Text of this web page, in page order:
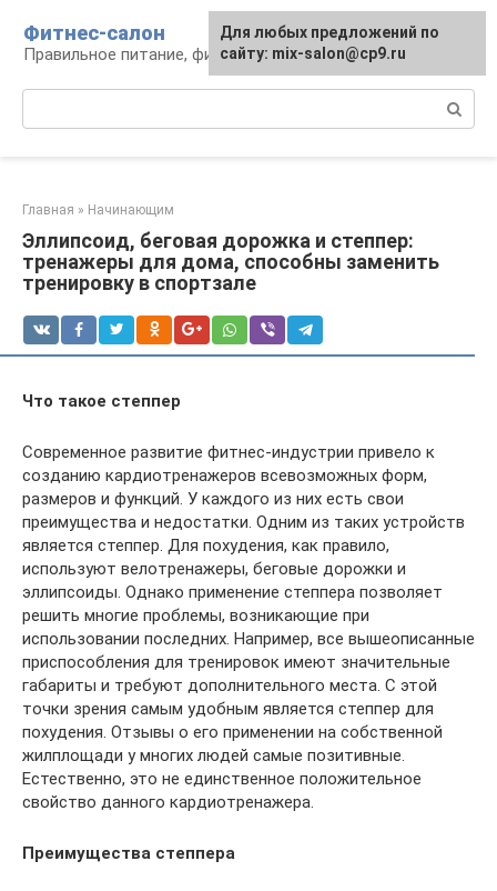
контенту
Фитнес-салон
Правильное питание, фитнес, образ жизни
Главная » Начинающим
Эллипсоид, беговая дорожка и степпер:
тренажеры для дома, способны заменить
тренировку в спортзале
Что такое степпер
Современное развитие фитнес-индустрии привело к
созданию кардиотренажеров всевозможных форм,
размеров и функций. У каждого из них есть свои
преимущества и недостатки. Одним из таких устройств
является степпер. Для похудения, как правило,
используют велотренажеры, беговые дорожки и
эллипсоиды. Однако применение степпера позволяет
решить многие проблемы, возникающие при
использовании последних. Например, все вышеописанные
приспособления для тренировок имеют значительные
габариты и требуют дополнительного места. С этой
точки зрения самым удобным является степпер для
похудения. Отзывы о его применении на собственной
жилплощади у многих людей самые позитивные.
Естественно, это не единственное положительное
свойство данного кардиотренажера.
Преимущества степпера
Для любых предложений по
сайту: mix-salon@cp9.ru